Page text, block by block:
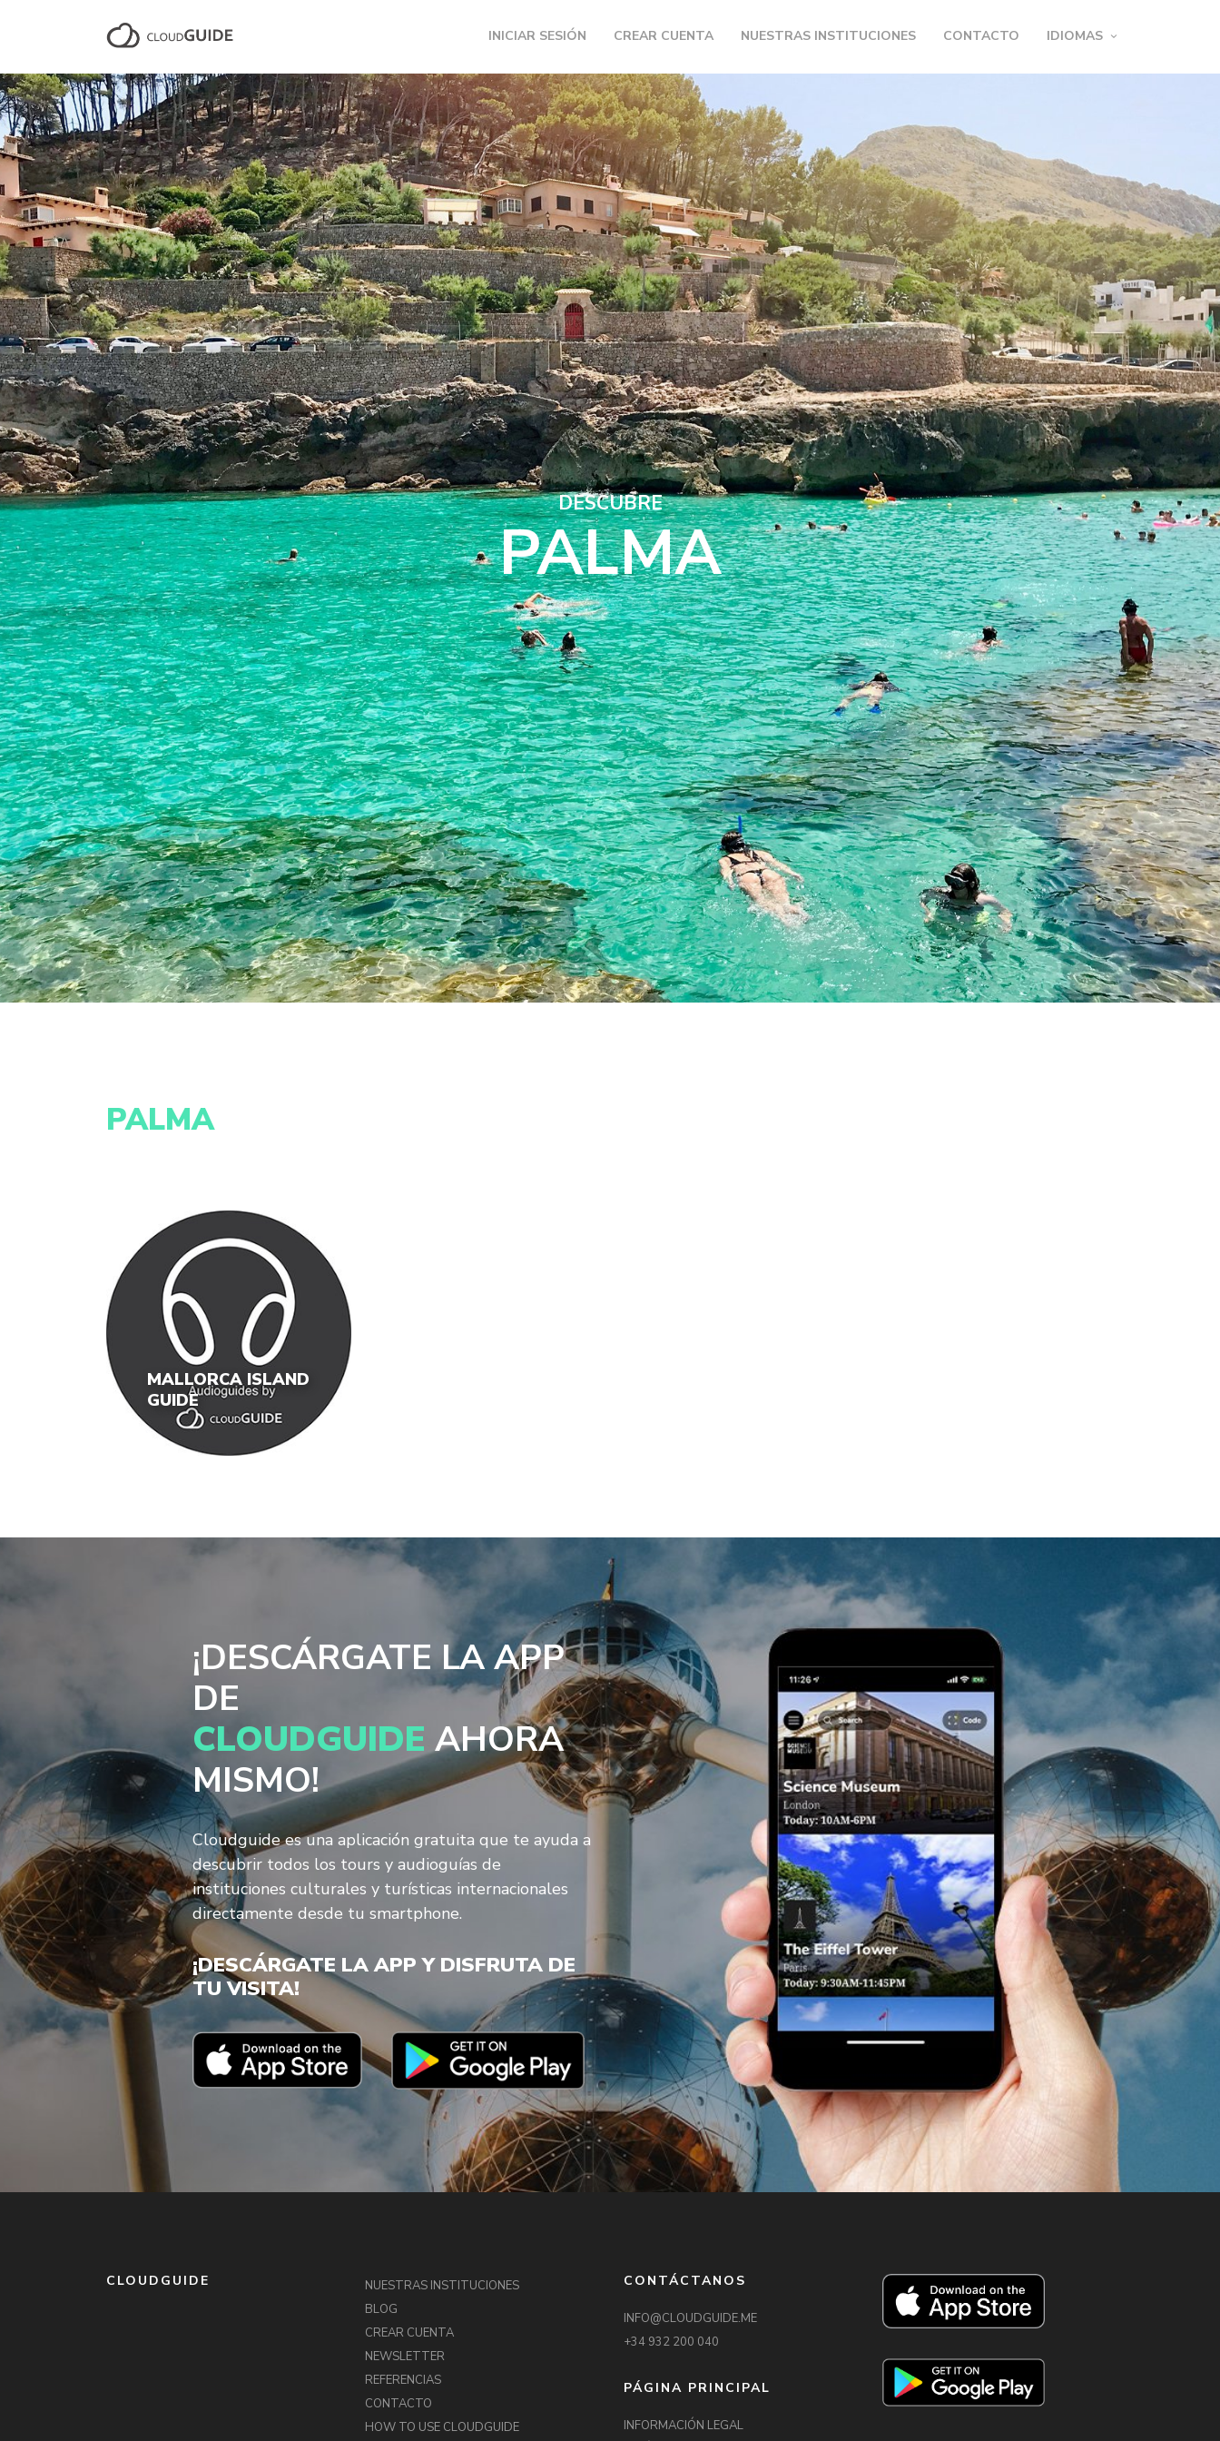
INICIAR SESIÓN CREAR CUENTA NUESTRAS INSTITUCIONES CONTACTO IDIOMAS
DESCUBRE
PALMA
PALMA
MALLORCA ISLAND
GUIDE
¡DESCÁRGATE LA APP
DE
CLOUDGUIDEAHORA
MISMO!
Cloudguide es una aplicación gratuita que te ayuda a
descubrir todos los tours y audioguías de
instituciones culturales y turísticas internacionales
directamente desde tu smartphone.
¡DESCÁRGATE LA APP Y DISFRUTA DE
TU VISITA!
CLOUDGUIDE
NUESTRAS INSTITUCIONES
BLOG
CREAR CUENTA
NEWSLETTER
REFERENCIAS
CONTACTO
HOW TO USE CLOUDGUIDE
CONTÁCTANOS
INFO@CLOUDGUIDE.ME
+34 932 200 040
PÁGINA PRINCIPAL
INFORMACIÓN LEGAL